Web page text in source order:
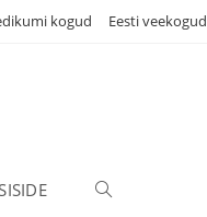
kogud Eesti veekogud
TOGGLE